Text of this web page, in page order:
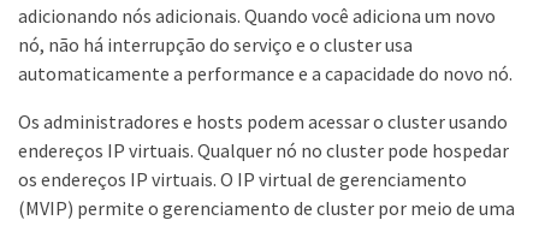
adicionando nós adicionais. Quando você adiciona um novo
nó, não há interrupção do serviço e o cluster usa
automaticamente a performance e a capacidade do novo nó.
Os administradores e hosts podem acessar o cluster usando
endereços IP virtuais. Qualquer nó no cluster pode hospedar
os endereços IP virtuais. O IP virtual de gerenciamento
(MVIP) permite o gerenciamento de cluster por meio de uma